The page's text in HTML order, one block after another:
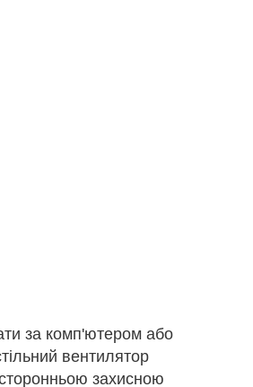
за комп'ютером або
вентилятор
захисною